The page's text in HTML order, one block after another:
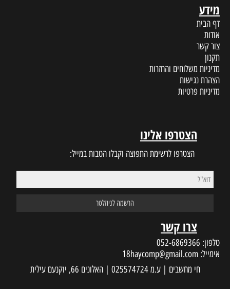
מידע
דף הבית
אודות
צור קשר
תקנון
מדיניות משלוחים והחזרות
הצהרת נגישות
מדיניות פרטיות
הצטרפו אלינו
הצטרפו לרשימת התפוצה וקבלו הטבות במייל:
צרו קשר
טלפון: 052-6869366
אימייל: 18haycomp@gmail.com
חי מחשבים | ע.מ 025574724 | האלונים 66, יוקנעם עילית